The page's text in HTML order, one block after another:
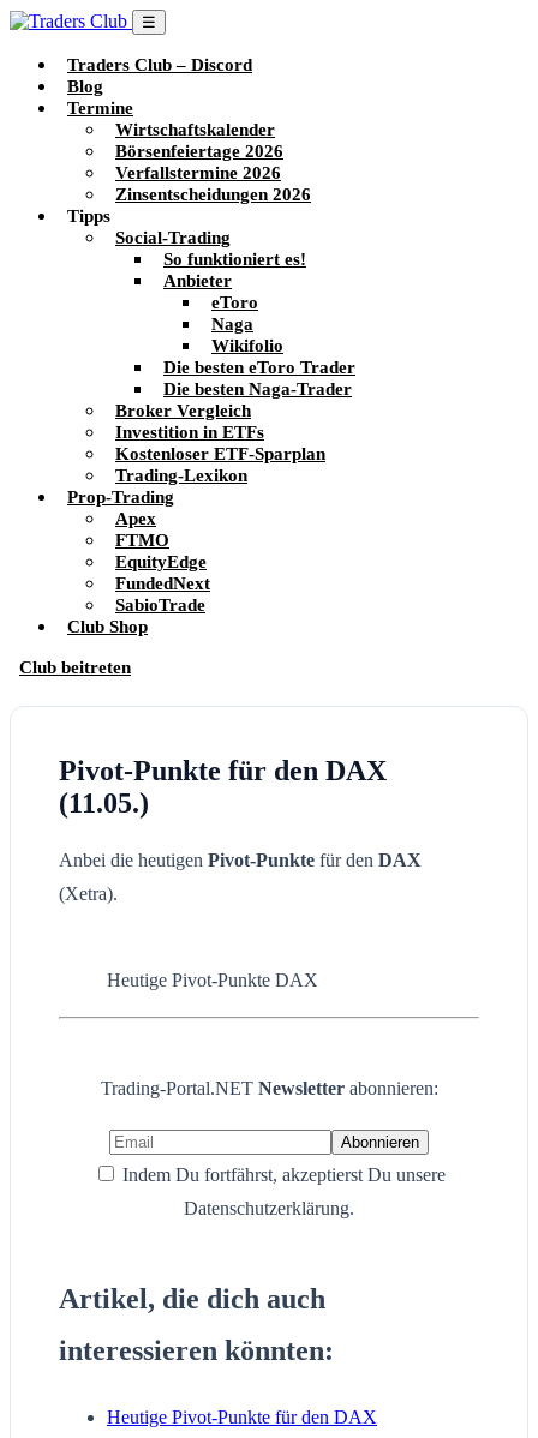
☰
Traders Club – Discord
Blog
Termine
Wirtschaftskalender
Börsenfeiertage 2026
Verfallstermine 2026
Zinsentscheidungen 2026
Tipps
Social-Trading
So funktioniert es!
Anbieter
eToro
Naga
Wikifolio
Die besten eToro Trader
Die besten Naga-Trader
Broker Vergleich
Investition in ETFs
Kostenloser ETF-Sparplan
Trading-Lexikon
Prop-Trading
Apex
FTMO
EquityEdge
FundedNext
SabioTrade
Club Shop
Club beitreten
Pivot-Punkte für den DAX
(11.05.)
Anbei die heutigen Pivot-Punkte für den DAX
(Xetra).
Heutige Pivot-Punkte DAX
Trading-Portal.NET Newsletter abonnieren:
Indem Du fortfährst, akzeptierst Du unsere
Datenschutzerklärung.
Artikel, die dich auch
interessieren könnten:
Heutige Pivot-Punkte für den DAX